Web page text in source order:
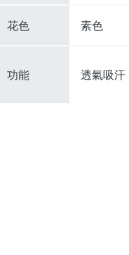
花色 素色
功能 透氣吸汗